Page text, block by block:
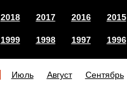
2018 2017 2016 2015
1999 1998 1997 1996
Июль Август Сентябрь